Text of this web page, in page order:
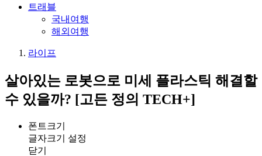
트래블
국내여행
해외여행
라이프
살아있는 로봇으로 미세 플라스틱 해결할
수 있을까? [고든 정의 TECH+]
폰트크기
글자크기 설정
닫기